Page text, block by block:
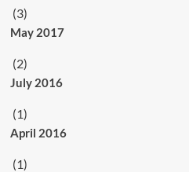
(3)
May 2017
(2)
July 2016
(1)
April 2016
(1)